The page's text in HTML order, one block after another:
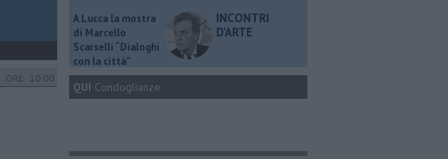
ORE 10:00
A Lucca la mostra
di Marcello
Scarselli “Dialoghi
con la città"
INCONTRI
D'ARTE
QUI Condoglianze